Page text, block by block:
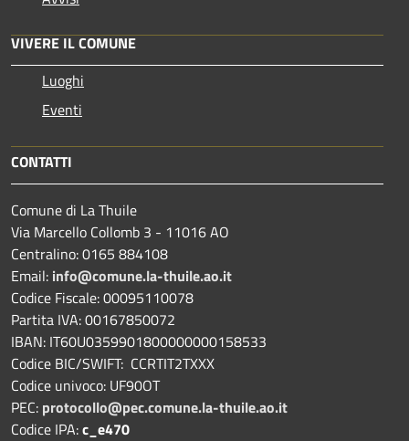
VIVERE IL COMUNE
Luoghi
Eventi
CONTATTI
Comune di La Thuile
Via Marcello Collomb 3 - 11016 AO
Centralino: 0165 884108
Email: info@comune.la-thuile.ao.it
Codice Fiscale: 00095110078
Partita IVA: 00167850072
IBAN: IT60U0359901800000000158533
Codice BIC/SWIFT: CCRTIT2TXXX
Codice univoco: UF90OT
PEC: protocollo@pec.comune.la-thuile.ao.it
Codice IPA:c_e470